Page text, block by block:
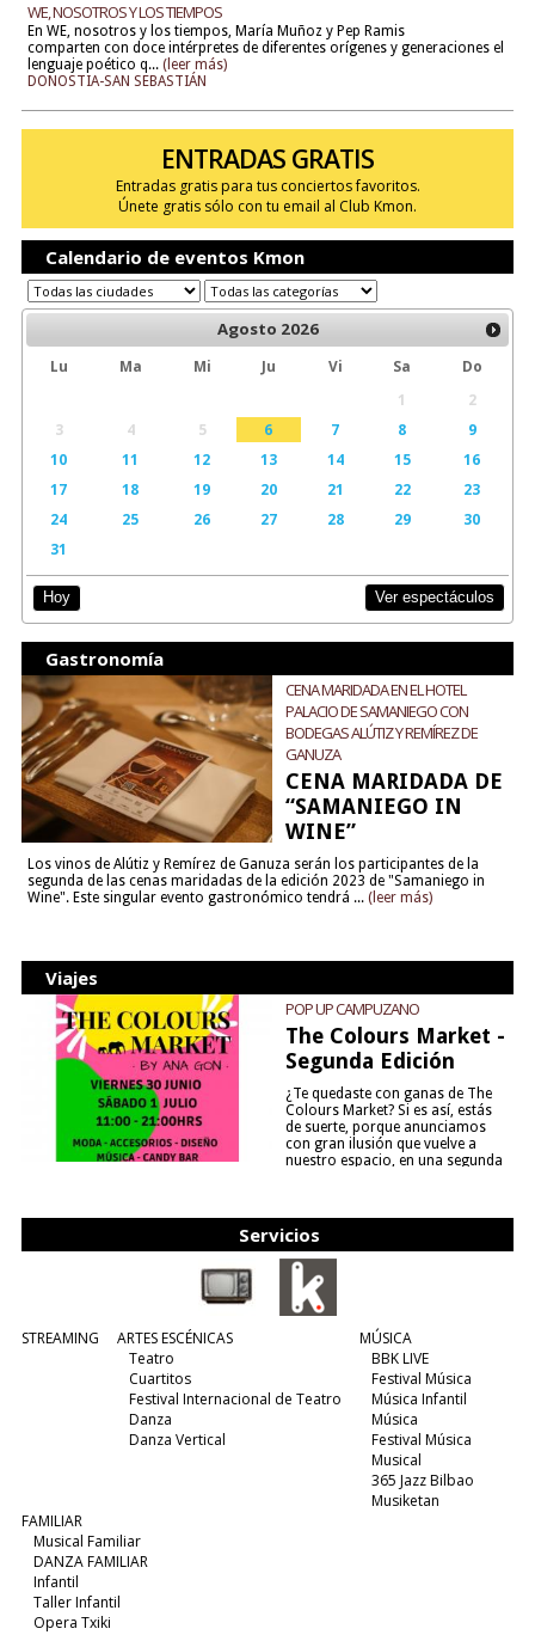
WE, NOSOTROS Y LOS TIEMPOS
En WE, nosotros y los tiempos, María Muñoz y Pep Ramis
comparten con doce intérpretes de diferentes orígenes y generaciones el
lenguaje poético q... (leer más)
DONOSTIA-SAN SEBASTIÁN
ENTRADAS GRATIS
Entradas gratis para tus conciertos favoritos.
Únete gratis sólo con tu email al Club Kmon.
Calendario de eventos Kmon
Agosto 2026
Lu Ma Mi Ju Vi Sa
Do
1
2
3
4 5 6 7 8
9
10
11 12 13 14 15
16
17
18 19 20 21 22
23
24
25 26 27 28 29
30
31
Hoy Ver espectáculos
Gastronomía
CENA MARIDADA EN EL HOTEL
PALACIO DE SAMANIEGO CON
BODEGAS ALÚTIZ Y REMÍREZ DE
GANUZA
CENA MARIDADA DE
“SAMANIEGO IN
WINE”
Los vinos de Alútiz y Remírez de Ganuza serán los participantes de la
segunda de las cenas maridadas de la edición 2023 de "Samaniego in
Wine". Este singular evento gastronómico tendrá ... (leer más)
Viajes
POP UP CAMPUZANO
The Colours Market -
Segunda Edición
¿Te quedaste con ganas de The
Colours Market? Si es así, estás
de suerte, porque anunciamos
con gran ilusión que vuelve a
nuestro espacio, en una segunda
Servicios
STREAMING
ARTES ESCÉNICAS
Teatro
Cuartitos
Festival Internacional de Teatro
Danza
Danza Vertical
MÚSICA
BBK LIVE
Festival Música
Música Infantil
Música
Festival Música
Musical
365 Jazz Bilbao
Musiketan
FAMILIAR
Musical Familiar
DANZA FAMILIAR
Infantil
Taller Infantil
Opera Txiki